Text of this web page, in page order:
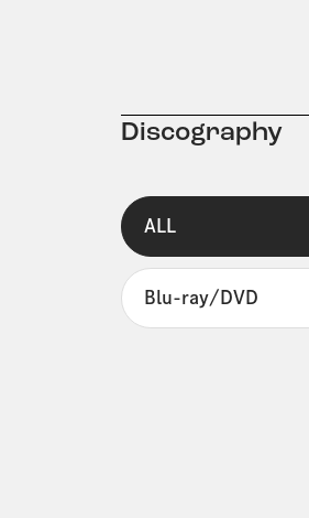
Discography
ALL
Blu-ray/DVD